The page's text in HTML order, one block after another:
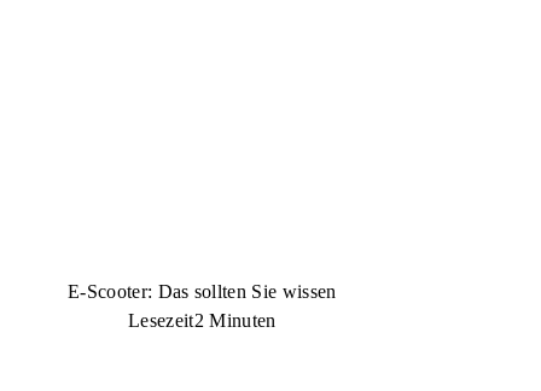
E-Scooter: Das sollten Sie wissen
Lesezeit2 Minuten